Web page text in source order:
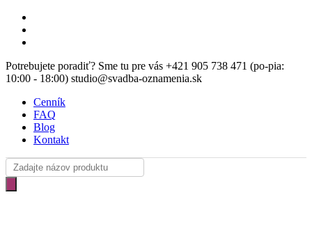
Skip
main
Potrebujete poradiť? Sme tu pre vás +421 905 738 471 (po-pia:
10:00 - 18:00) studio@svadba-oznamenia.sk
Cenník
FAQ
Blog
Kontakt
Products
search